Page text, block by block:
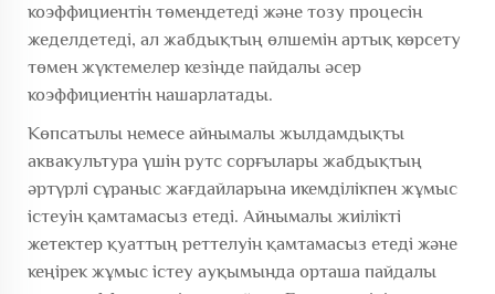
коэффициентін төмендетеді және тозу процесін
жеделдетеді, ал жабдықтың өлшемін артық көрсету
төмен жүктемелер кезінде пайдалы әсер
коэффициентін нашарлатады.
Көпсатылы немесе айнымалы жылдамдықты
аквакультура үшін рутс сорғылары жабдықтың
әртүрлі сұраныс жағдайларына икемділікпен жұмыс
істеуін қамтамасыз етеді. Айнымалы жиілікті
жетектер қуаттың реттелуін қамтамасыз етеді және
кеңірек жұмыс істеу ауқымында орташа пайдалы